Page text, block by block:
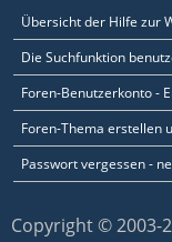
Übersicht der Hilfe zur
Die Suchfunktion
Foren-Benutzerkonto -
Foren-Thema erstellen
Passwort vergessen -
Copyright © 2003-